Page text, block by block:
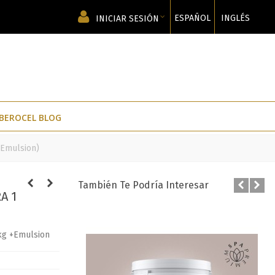
INICIAR SESIÓN ESPAÑOL INGLÉS
BLOG
1
+Emulsion
También Te Podría Interesar